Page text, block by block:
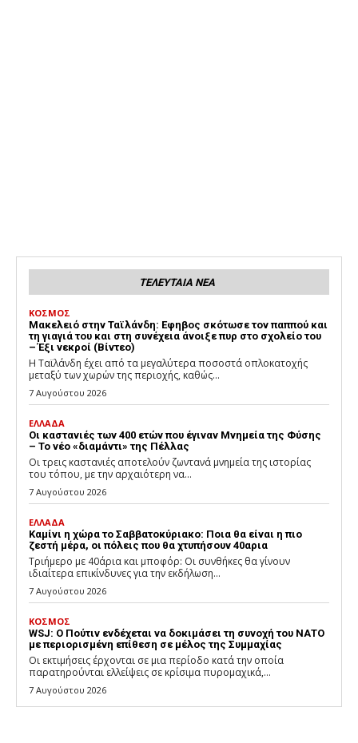
ΤΕΛΕΥΤΑΙΑ ΝΕΑ
ΚΟΣΜΟΣ
Μακελειό στην Ταϊλάνδη: Εφηβος σκότωσε τον παππού και
τη γιαγιά του και στη συνέχεια άνοιξε πυρ στο σχολείο του
– Έξι νεκροί (Βίντεο)
Η Ταϊλάνδη έχει από τα μεγαλύτερα ποσοστά οπλοκατοχής
μεταξύ των χωρών της περιοχής, καθώς...
7 Αυγούστου 2026
ΕΛΛΑΔΑ
Οι καστανιές των 400 ετών που έγιναν Μνημεία της Φύσης
– Το νέο «διαμάντι» της Πέλλας
Οι τρεις καστανιές αποτελούν ζωντανά μνημεία της ιστορίας
του τόπου, με την αρχαιότερη να...
7 Αυγούστου 2026
ΕΛΛΑΔΑ
Καμίνι η χώρα το Σαββατοκύριακο: Ποια θα είναι η πιο
ζεστή μέρα, οι πόλεις που θα χτυπήσουν 40αρια
Τριήμερο με 40άρια και μποφόρ: Οι συνθήκες θα γίνουν
ιδιαίτερα επικίνδυνες για την εκδήλωση...
7 Αυγούστου 2026
ΚΟΣΜΟΣ
WSJ: Ο Πούτιν ενδέχεται να δοκιμάσει τη συνοχή του ΝΑΤΟ
με περιορισμένη επίθεση σε μέλος της Συμμαχίας
Οι εκτιμήσεις έρχονται σε μια περίοδο κατά την οποία
παρατηρούνται ελλείψεις σε κρίσιμα πυρομαχικά,...
7 Αυγούστου 2026